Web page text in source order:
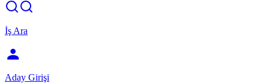
İş Ara
Aday Girişi